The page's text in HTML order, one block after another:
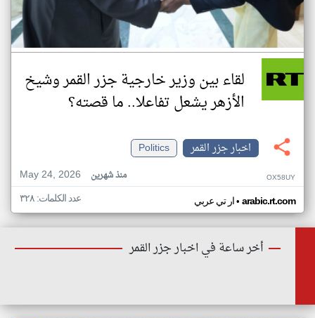
لقاء بين وزير خارجية جزر القمر وشيخ
الأزهر يشعل تفاعلا.. ما قصته؟
اخبار جزر القمر
Politics
May 24, 2026
منذ شهرين OX58UY
ار تي عربي• arabic.rt.com عدد الكلمات: ٣٢٨
أخر ساعة في اخبار جزر القمر